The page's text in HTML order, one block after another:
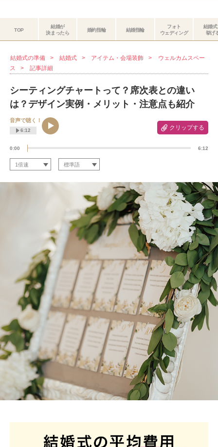
TOP
結婚が
決まったら
婚約指輪 結婚指輪
フォト
ウェディング
結婚
挙げ
結婚式の準備 結婚式 アイテム・会場装飾
ウェルカムスペー
ス
記事詳細
シーティングチャートって？席次表との違い
は？デザイン実例・メリット・注意点も紹介
クリップする
音声で聴く！
6:12
0:00 6:12